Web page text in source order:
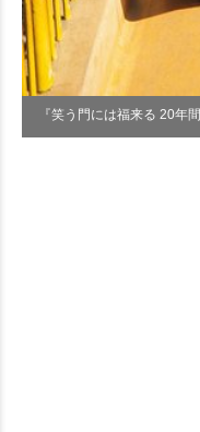
『笑う門には福来る 20年